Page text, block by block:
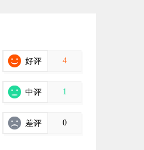
好评 4
中评 1
差评 0